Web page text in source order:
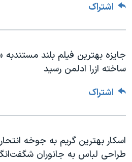
اشتراک
جایزه بهترین فیلم بلند
ساخته ازرا ادلمن رسید
اشتراک
اسکار بهترین گریم به جوخه
طراحی لباس به جانوران